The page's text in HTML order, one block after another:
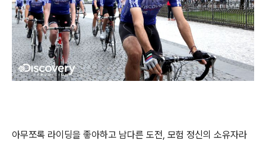
아무쪼록 라이딩을 좋아하고 남다른 도전, 모험 정신의 소유자라